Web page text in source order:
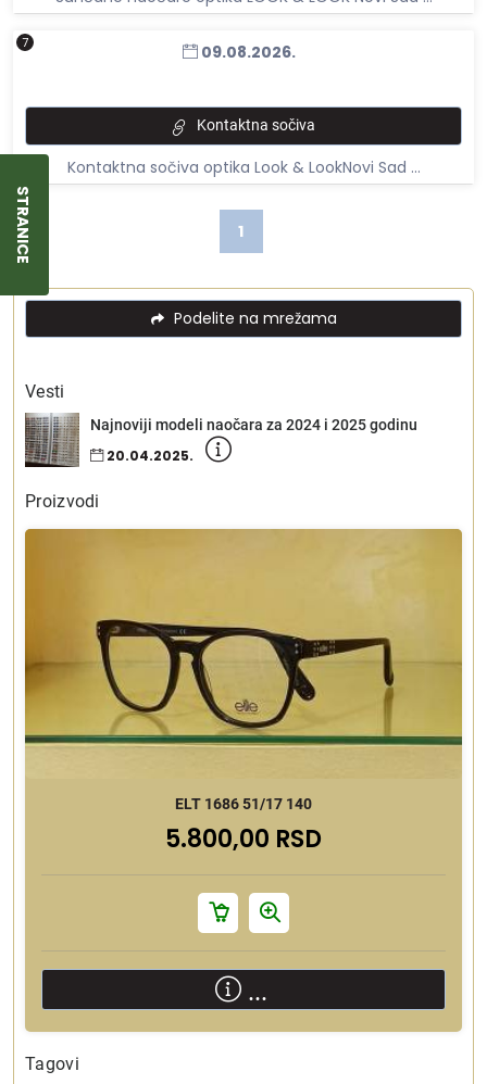
7 09.08.2026.
Kontaktna sočiva
Kontaktna sočiva optika Look & LookNovi Sad ...
1
Podelite na mrežama
STRANICE
Vesti
Najnoviji modeli naočara za 2024 i 2025 godinu
20.04.2025.
Proizvodi
ELT 1686 51/17 140
5.800,00 RSD
...
Tagovi